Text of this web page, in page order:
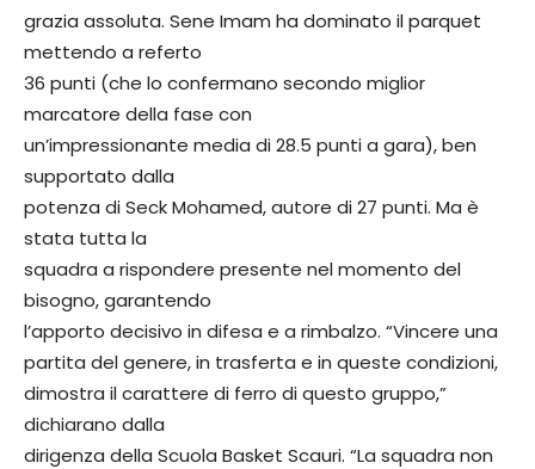
grazia assoluta. Sene Imam ha dominato il parquet
mettendo a referto
36 punti (che lo confermano secondo miglior
marcatore della fase con
un’impressionante media di 28.5 punti a gara), ben
supportato dalla
potenza di Seck Mohamed, autore di 27 punti. Ma è
stata tutta la
squadra a rispondere presente nel momento del
bisogno, garantendo
l’apporto decisivo in difesa e a rimbalzo. “Vincere una
partita del genere, in trasferta e in queste condizioni,
dimostra il carattere di ferro di questo gruppo,”
dichiarano dalla
dirigenza della Scuola Basket Scauri. “La squadra non